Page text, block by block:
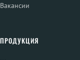
Вакансии
ПРОДУКЦИЯ